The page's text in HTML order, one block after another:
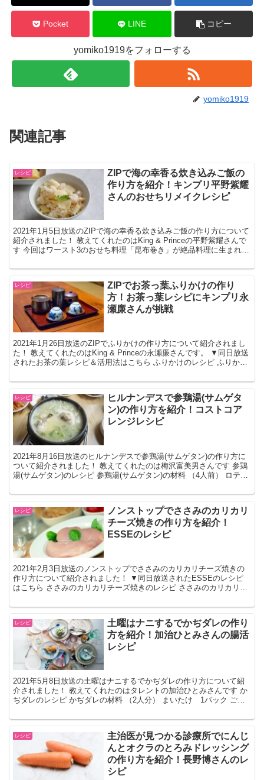
Pocket LINE コピー
yomiko1919をフォローする
yomiko1919
関連記事
レシピ
ZIPで海の幸香る炊き込みご飯の
作り方を紹介！キンプリ平野紫耀
さんのおせちリメイクレシピ
2021年1月5日放送のZIPで海の幸香る炊き込みご飯の作り方について
紹介されました！ 教えてくれたのはKing & Princeの平野紫耀さんで
す 今回はワースト3のおせち料理「昆布巻き」が絶品料理に生まれ変
レシピ
ZIPでお茶っ葉ふりかけの作り
方！お茶っ葉レシピにキンプリ永
瀬廉さんが挑戦
2021年1月26日放送のZIPでふりかけの作り方について紹介されまし
た！ 教えてくれたのはKing & Princeの永瀬廉さんです。 ▼同日放送
されたお茶の葉レシピ＆活用法はこちら ふりかけのレシピ ふりかけ
レシピ
ヒルナンデスで参鶏湯(サムゲタ
ン)の作り方を紹介！コストコア
レンジレシピ
2021年8月16日放送のヒルナンデスで参鶏湯(サムゲタン)の作り方に
ついて紹介されました！ 教えてくれたのは梅沢富美男さんです 参鶏
湯(サムゲタン)のレシピ 参鶏湯(サムゲタン)の材料 （4人前） ロティ
レシピ
ノンストップでささみのカリカリ
チーズ焼きの作り方を紹介！
ESSEのレシピ
2021年2月3日放送のノンストップでささみのカリカリチーズ焼きの
作り方について紹介されました！ ▼同日放送されたESSEのレシピ
はこちら ささみのカリカリチーズ焼きのレシピ ささみのカリカリチ
レシピ
土曜はナニするでかぢダレの作り
方を紹介！加治ひとみさんの腸活
レシピ
2021年5月8日放送の土曜はナニするでかぢダレの作り方について紹
介されました！ 教えてくれたのはタレントの加治ひとみさんです か
ぢダレのレシピ かぢダレの材料 （2人分） まいたけ 1パック ごま
レシピ
主治医が見つかる診療所でにんじ
んとオクラのとろみドレッシング
の作り方を紹介！長野博さんのレ
シピ